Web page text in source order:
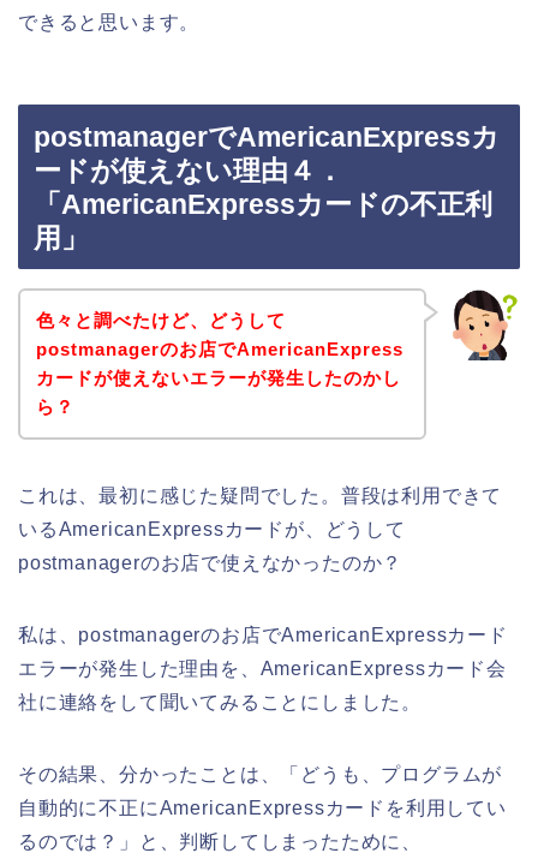
できると思います。
postmanagerでAmericanExpressカ
ードが使えない理由４．
「AmericanExpressカードの不正利
用」
色々と調べたけど、どうして
postmanagerのお店でAmericanExpress
カードが使えないエラーが発生したのかし
ら？
これは、最初に感じた疑問でした。普段は利用できて
いるAmericanExpressカードが、どうして
postmanagerのお店で使えなかったのか？
私は、postmanagerのお店でAmericanExpressカード
エラーが発生した理由を、AmericanExpressカード会
社に連絡をして聞いてみることにしました。
その結果、分かったことは、「どうも、プログラムが
自動的に不正にAmericanExpressカードを利用してい
るのでは？」と、判断してしまったために、